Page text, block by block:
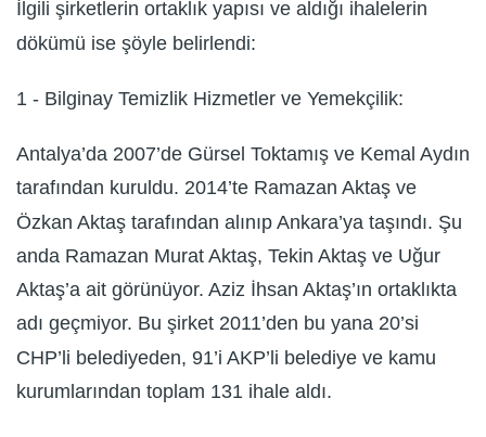
İlgili şirketlerin ortaklık yapısı ve aldığı ihalelerin
dökümü ise şöyle belirlendi:
1 - Bilginay Temizlik Hizmetler ve Yemekçilik:
Antalya’da 2007’de Gürsel Toktamış ve Kemal Aydın
tarafından kuruldu. 2014’te Ramazan Aktaş ve
Özkan Aktaş tarafından alınıp Ankara’ya taşındı. Şu
anda Ramazan Murat Aktaş, Tekin Aktaş ve Uğur
Aktaş’a ait görünüyor. Aziz İhsan Aktaş’ın ortaklıkta
adı geçmiyor. Bu şirket 2011’den bu yana 20’si
CHP’li belediyeden, 91’i AKP’li belediye ve kamu
kurumlarından toplam 131 ihale aldı.